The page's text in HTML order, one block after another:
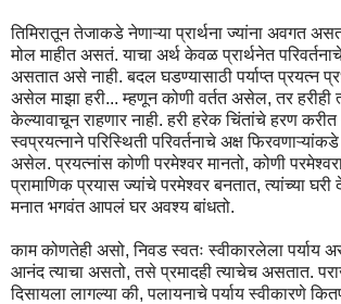
तिमिरातून तेजाकडे नेणाऱ्या प्रार्थना ज्यांना अवगत
मोल माहीत असतं. याचा अर्थ केवळ प्रार्थनेत
असतात असे नाही. बदल घडण्यासाठी पर्याप्त प्रयत्न
असेल माझा हरी... म्हणून कोणी वर्तत असेल, तर हरीही
केल्यावाचून राहणार नाही. हरी हरेक चिंतांचे हरण
स्वप्रयत्नाने परिस्थिती परिवर्तनाचे अक्ष
असेल. प्रयत्नांस कोणी परमेश्वर मानतो, कोणी
प्रामाणिक प्रयास ज्यांचे परमेश्वर बनतात, त्यांच्या घरी
मनात भगवंत आपलं घर अवश्य बांधतो.
काम कोणतेही असो, निवड स्वतः स्वीकारलेला पर्याय
आनंद त्याचा असतो, तसे प्रमादही त्याचेच असतात.
दिसायला लागल्या की, पलायनाचे पर्याय स्वीकारणे